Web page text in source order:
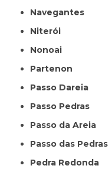
Navegantes
Niterói
Nonoai
Partenon
Passo Dareia
Passo Pedras
Passo da Areia
Passo das Pedras
Pedra Redonda